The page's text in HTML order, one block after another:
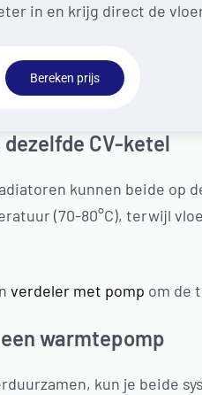
in en krijg direct de
Bereken prijs
CV-ketel
kunnen beide op
(70-80°C), terwijl
verdeler met pomp om de
warmtepomp
kun je beide